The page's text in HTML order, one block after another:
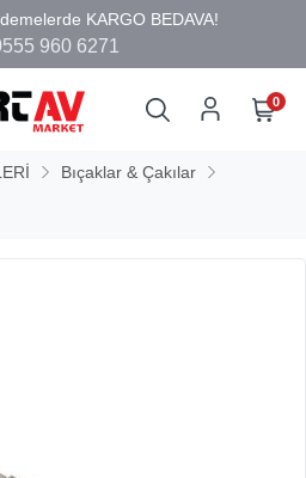
960 6271
0
Bıçaklar & Çakılar